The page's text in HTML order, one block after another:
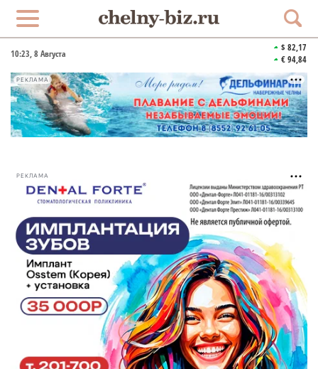
10:23, 8 Августа
$ 82,17
€ 94,84
РЕКЛАМА
РЕКЛАМА